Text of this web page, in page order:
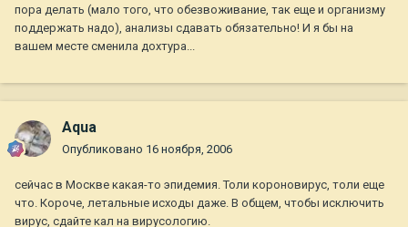
пора делать (мало того, что обезвоживание, так еще и организму
поддержать надо), анализы сдавать обязательно! И я бы на
вашем месте сменила дохтура...
Aqua
Опубликовано 16 ноября, 2006
сейчас в Москве какая-то эпидемия. Толи короновирус, толи еще
что. Короче, летальные исходы даже. В общем, чтобы исключить
вирус, сдайте кал на вирусологию.